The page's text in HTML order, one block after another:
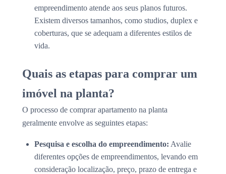
empreendimento atende aos seus planos futuros.
Existem diversos tamanhos, como studios, duplex e
coberturas, que se adequam a diferentes estilos de
vida.
Quais as etapas para comprar um
imóvel na planta?
O processo de comprar apartamento na planta
geralmente envolve as seguintes etapas:
Pesquisa e escolha do empreendimento: Avalie
diferentes opções de empreendimentos, levando em
consideração localização, preço, prazo de entrega e